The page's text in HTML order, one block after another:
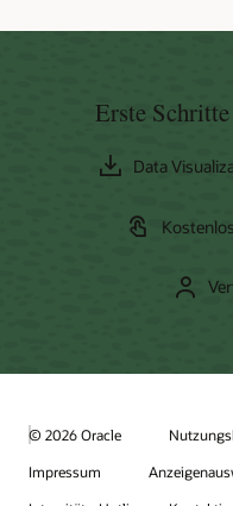
Erste
Data
© 2026 Oracle
Impressum